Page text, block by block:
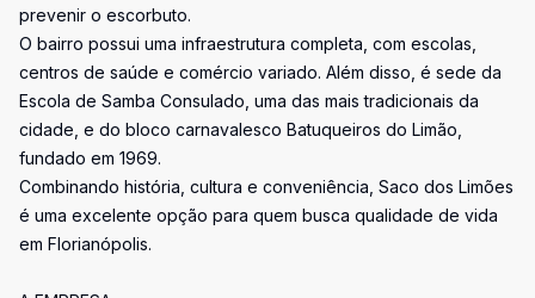
prevenir o escorbuto.
O bairro possui uma infraestrutura completa, com escolas,
centros de saúde e comércio variado. Além disso, é sede da
Escola de Samba Consulado, uma das mais tradicionais da
cidade, e do bloco carnavalesco Batuqueiros do Limão,
fundado em 1969.
Combinando história, cultura e conveniência, Saco dos Limões
é uma excelente opção para quem busca qualidade de vida
em Florianópolis.